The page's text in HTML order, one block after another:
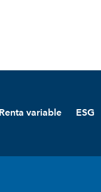
Renta variable ESG